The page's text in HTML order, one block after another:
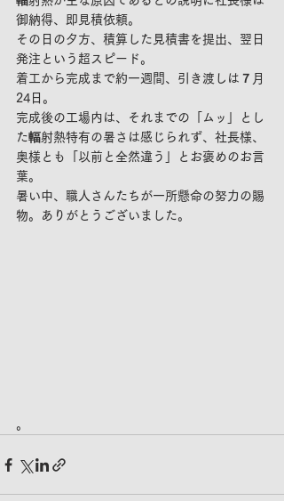
御納得、即見積依頼。
その日の夕方、積算した見積書を提出、翌日
発注という超スピード。
着工から完成まで約一週間、引き渡しは７月
24日。
完成後の工場内は、それまでの「ムッ」とし
た輻射熱特有の暑さは感じられず、社長様、
奥様とも「以前と全然違う」とお褒めのお言
葉。
暑い中、職人さんたちが一所懸命の努力の賜
物。ありがとうございました。
。